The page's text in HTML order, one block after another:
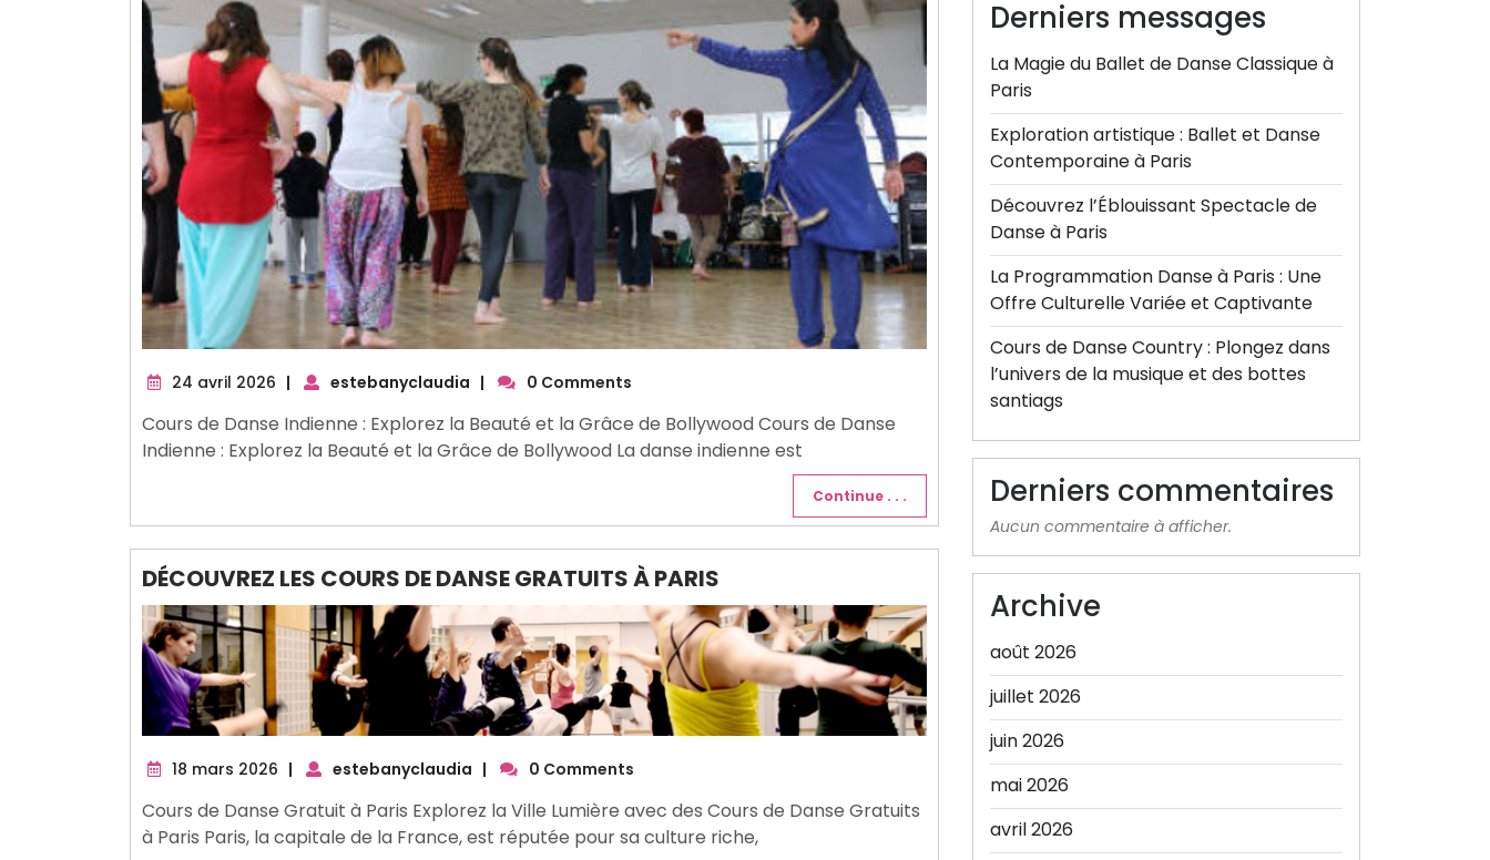
24 avril 2026 24
2026
| estebanyclaudia | 0 Comments
Cours de Danse Indienne : Explorez la Beauté et la Grâce de Bollywood Cours de Danse
Indienne : Explorez la Beauté et la Grâce de Bollywood La danse indienne est
Continue . . .
DÉCOUVREZ LES COURS DE DANSE GRATUITS À PARIS
18 mars 2026 18
2026
| estebanyclaudia | 0 Comments
Cours de Danse Gratuit à Paris Explorez la Ville Lumière avec des Cours de Danse Gratuits
à Paris Paris, la capitale de la France, est réputée pour sa culture riche,
Derniers messages
La Magie du Ballet de Danse Classique à
Paris
Exploration artistique : Ballet et Danse
Contemporaine à Paris
Découvrez l’Éblouissant Spectacle de
Danse à Paris
La Programmation Danse à Paris : Une
Offre Culturelle Variée et Captivante
Cours de Danse Country : Plongez dans
l’univers de la musique et des bottes
santiags
Derniers commentaires
Aucun commentaire à afficher.
Archive
août 2026
juillet 2026
juin 2026
mai 2026
avril 2026